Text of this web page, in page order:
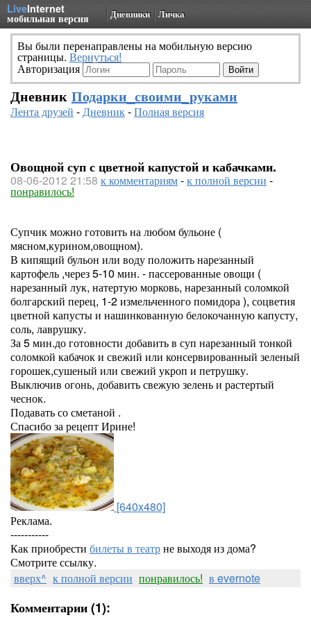
LiveInternet
мобильная версия Дневники Личка
Вы были перенаправлены на мобильную версию
страницы. Вернуться!
Авторизация
Дневник Подарки_своими_руками
Лента друзей -Дневник-Полная версия
Овощной суп с цветной капустой и кабачками.
08-06-2012 21:58 к комментариям-к полной версии -
понравилось!
Супчик можно готовить на любом бульоне (
мясном,курином,овощном).
В кипящий бульон или воду положить нарезанный
картофель ,через 5-10 мин. - пассерованные овощи (
нарезанный лук, натертую морковь, нарезанный соломкой
болгарский перец, 1-2 измельченного помидора ), соцветия
цветной капусты и нашинкованную белокочанную капусту,
соль, лаврушку.
За 5 мин.до готовности добавить в суп нарезанный тонкой
соломкой кабачок и свежий или консервированный зеленый
горошек,сушеный или свежий укроп и петрушку.
Выключив огонь, добавить свежую зелень и растертый
чеснок.
Подавать со сметаной .
Спасибо за рецепт Ирине!
[640x480]
Реклама.
-----------
Как приобрести билеты в театрне выходя из дома?
Смотрите ссылку.
вверх^ к полной версии понравилось! в evernote
Комментарии (1):